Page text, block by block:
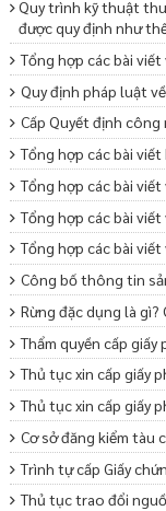
Quy trình kỹ thuật
được quy định như
Tổng hợp các bài
Quy định pháp luật
Cấp Quyết định
Tổng hợp các bài
Tổng hợp các bài
Tổng hợp các bài
Tổng hợp các bài
Công bố thông tin
Rừng đặc dụng là
Thẩm quyền cấp
Thủ tục xin cấp giấy
Thủ tục xin cấp giấy
Cơ sở đăng kiểm tàu
Trình tự cấp Giấy
Thủ tục trao đổi